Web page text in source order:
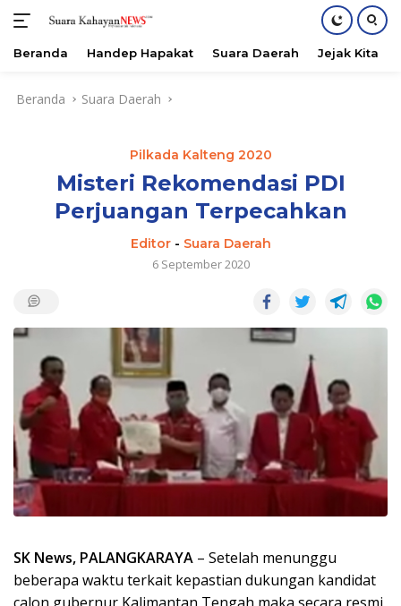
Beranda Handep Hapakat Suara Daerah Jejak Kita
Beranda Suara Daerah
Pilkada Kalteng 2020
Misteri Rekomendasi PDI
Perjuangan Terpecahkan
Editor- Suara Daerah
6 September 2020
SK News, PALANGKARAYA – Setelah menunggu
beberapa waktu terkait kepastian dukungan kandidat